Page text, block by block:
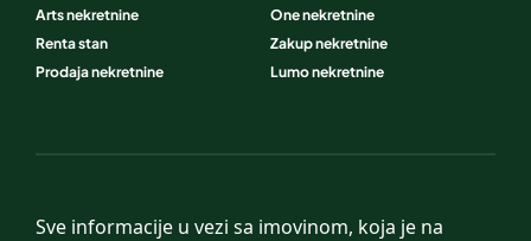
Sve informacije u vezi sa imovinom, koja je na
Arts nekretnine
One nekretnine
Renta stan
Zakup nekretnine
Prodaja nekretnine
Lumo nekretnine